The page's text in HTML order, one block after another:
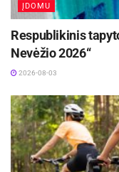
ĮDOMU
Respublikinis
Nevėžio 2026“
2026-08-03